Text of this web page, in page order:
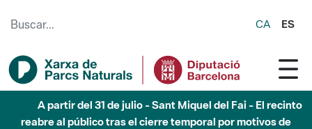
CA ES
A partir del 31 de julio - Sant Miquel del Fai - El recinto
reabre al público tras el cierre temporal por motivos de